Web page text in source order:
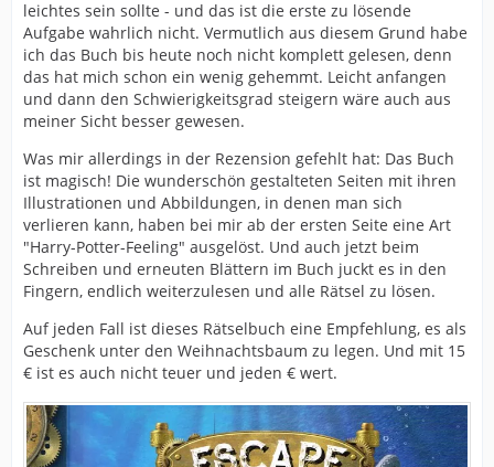
leichtes sein sollte - und das ist die erste zu lösende
Aufgabe wahrlich nicht. Vermutlich aus diesem Grund habe
ich das Buch bis heute noch nicht komplett gelesen, denn
das hat mich schon ein wenig gehemmt. Leicht anfangen
und dann den Schwierigkeitsgrad steigern wäre auch aus
meiner Sicht besser gewesen.
Was mir allerdings in der Rezension gefehlt hat: Das Buch
ist magisch! Die wunderschön gestalteten Seiten mit ihren
Illustrationen und Abbildungen, in denen man sich
verlieren kann, haben bei mir ab der ersten Seite eine Art
"Harry-Potter-Feeling" ausgelöst. Und auch jetzt beim
Schreiben und erneuten Blättern im Buch juckt es in den
Fingern, endlich weiterzulesen und alle Rätsel zu lösen.
Auf jeden Fall ist dieses Rätselbuch eine Empfehlung, es als
Geschenk unter den Weihnachtsbaum zu legen. Und mit 15
€ ist es auch nicht teuer und jeden € wert.